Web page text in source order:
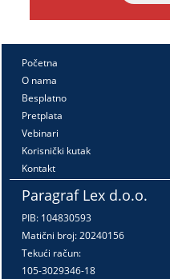
Početna
O nama
Besplatno
Pretplata
Vebinari
Korisnički kutak
Kontakt
Paragraf Lex d.o.o.
PIB: 104830593
Matični broj: 20240156
Tekući račun:
105-3029346-18